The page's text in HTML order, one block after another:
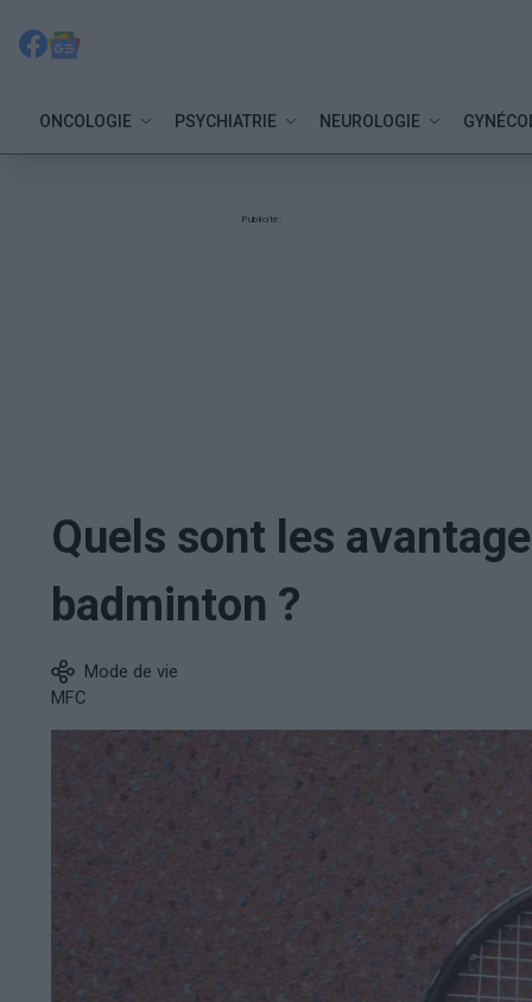
ONCOLOGIE PSYCHIATRIE NEUROLOGIE
Publicité:
Quels sont les
badminton ?
Mode de vie
MFC